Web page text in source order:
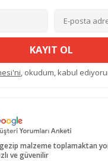
KAYIT OL
, okudum, kabul
malzeme toplamaktan
ve güvenilir